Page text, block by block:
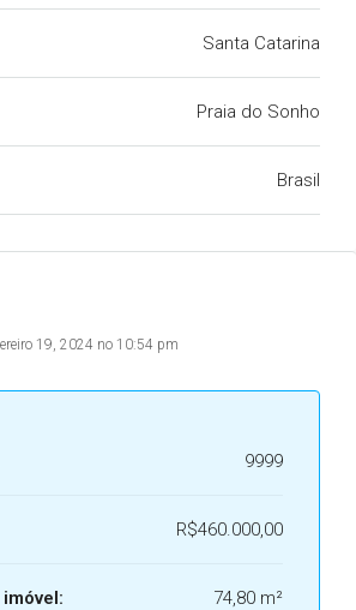
Santa Catarina
Praia do Sonho
Brasil
19, 2024 no 10:54 pm
9999
R$460.000,00
74,80 m²